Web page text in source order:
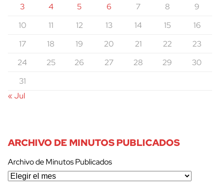
3 4 5 6 7 8
9
10
11 12 13 14 15
16
17
18 19 20 21 22
23
24
25 26 27 28 29
30
31
« Jul
ARCHIVO DE MINUTOS PUBLICADOS
Archivo de Minutos Publicados